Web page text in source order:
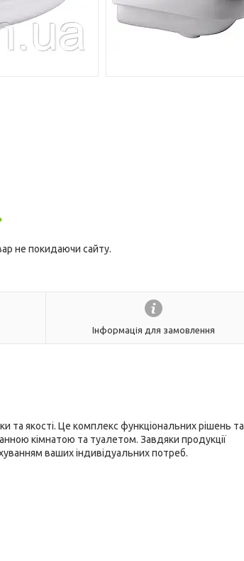
не покидаючи сайту.
Інформація для замовлення
та якості. Це комплекс функціональних рішень та
кімнатою та туалетом. Завдяки продукції
ваших індивідуальних потреб.